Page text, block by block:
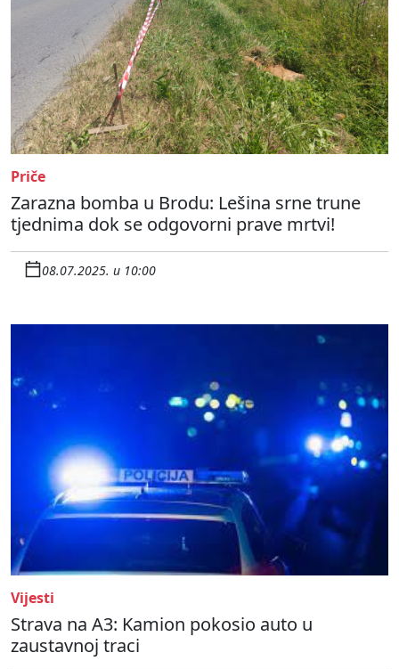
Priče
Zarazna bomba u Brodu: Lešina srne trune
tjednima dok se odgovorni prave mrtvi!
08.07.2025. u 10:00
Vijesti
Strava na A3: Kamion pokosio auto u
zaustavnoj traci